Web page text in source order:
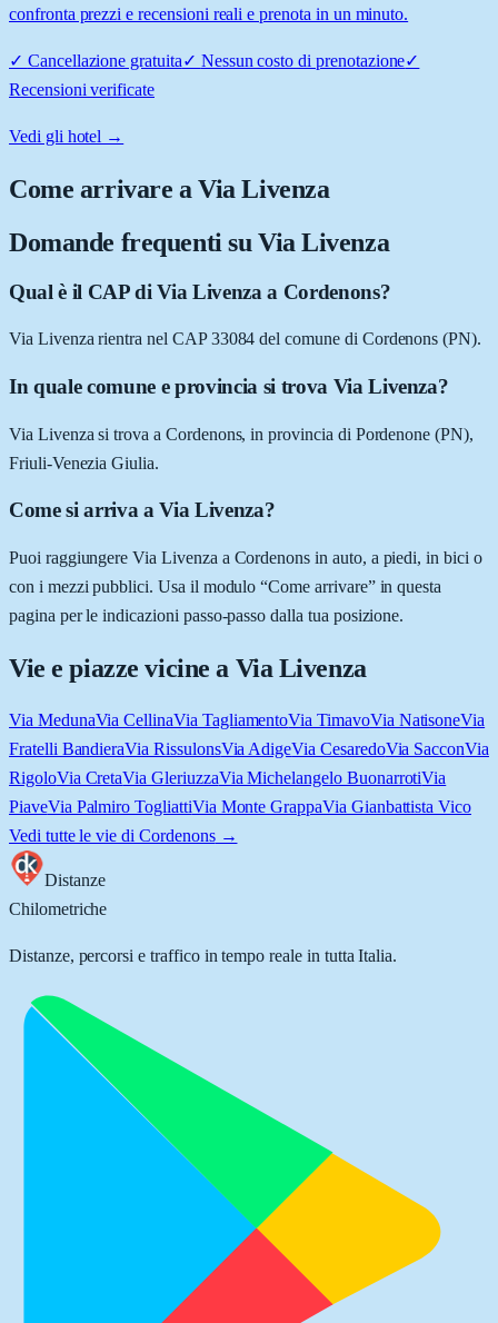
confronta prezzi e recensioni reali e prenota in un minuto.
✓ Cancellazione gratuita✓ Nessun costo di prenotazione✓
Recensioni verificate
Vedi gli hotel →
Come arrivare aVia Livenza
Domande frequenti su Via Livenza
Qual è il CAP di Via Livenza a Cordenons?
Via Livenza rientra nel CAP 33084 del comune di Cordenons (PN).
In quale comune e provincia si trova Via Livenza?
Via Livenza si trova a Cordenons, in provincia di Pordenone (PN),
Friuli-Venezia Giulia.
Come si arriva a Via Livenza?
Puoi raggiungere Via Livenza a Cordenons in auto, a piedi, in bici o
con i mezzi pubblici. Usa il modulo “Come arrivare” in questa
pagina per le indicazioni passo-passo dalla tua posizione.
Vie e piazze vicine a Via Livenza
Via MedunaVia CellinaVia TagliamentoVia TimavoVia NatisoneVia
Fratelli BandieraVia RissulonsVia AdigeVia CesaredoVia SacconVia
RigoloVia CretaVia GleriuzzaVia Michelangelo BuonarrotiVia
PiaveVia Palmiro TogliattiVia Monte GrappaVia Gianbattista Vico
Vedi tutte le vie di Cordenons→
Distanze
Chilometriche
Distanze, percorsi e traffico in tempo reale in tutta Italia.